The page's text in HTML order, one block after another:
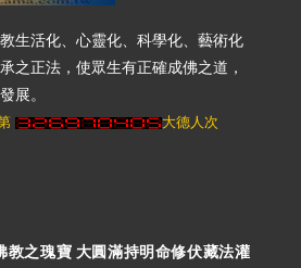
生活化、心靈化、科學化、藝術化
之正法，使眾生有正確成佛之道，
展。
大德人次
教之瑰寶 大圓滿持明命修伏藏法灌